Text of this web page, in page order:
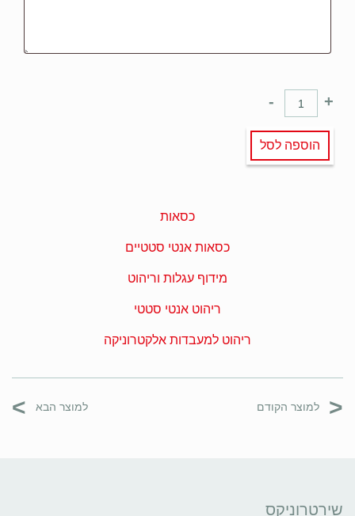
+
-
הוספה לסל
כסאות
כסאות אנטי סטטיים
מידוף עגלות וריהוט
ריהוט אנטי סטטי
ריהוט למעבדות אלקטרוניקה
< למוצר הקודם למוצר הבא >
שירטרוניקס